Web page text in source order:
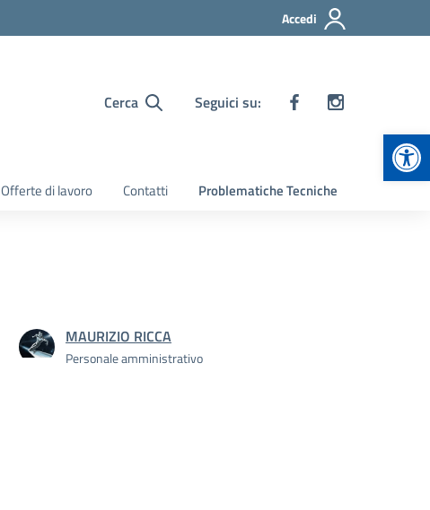
Accedi
Cerca Seguici su:
Offerte di lavoro Contatti Problematiche Tecniche
MAURIZIO RICCA
Personale amministrativo